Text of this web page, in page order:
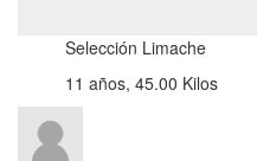
Selección Limache
11 años, 45.00 Kilos